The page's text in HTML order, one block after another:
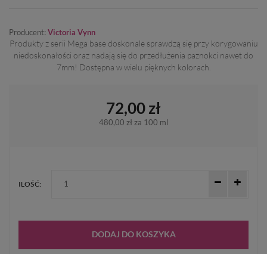
Producent: Victoria Vynn
Produkty z serii Mega base doskonale sprawdzą się przy korygowaniu
niedoskonałości oraz nadają się do przedłużenia paznokci nawet do
7mm! Dostępna w wielu pięknych kolorach.
72,00 zł
480,00 złza 100 ml
ILOŚĆ:
DODAJ DO KOSZYKA